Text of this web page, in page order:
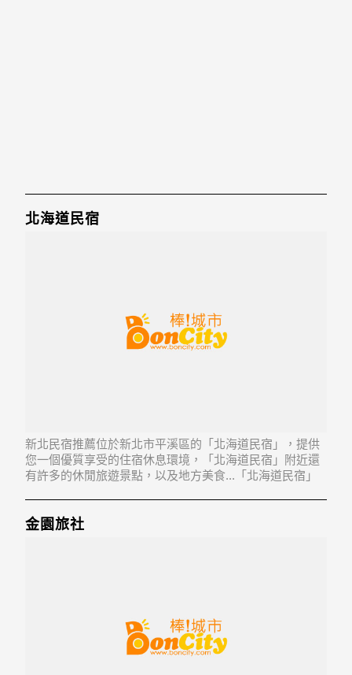
北海道民宿
新北民宿推薦位於新北市平溪區的「北海道民宿」，提供
您一個優質享受的住宿休息環境，「北海道民宿」附近還
有許多的休閒旅遊景點，以及地方美食...「北海道民宿」
金園旅社